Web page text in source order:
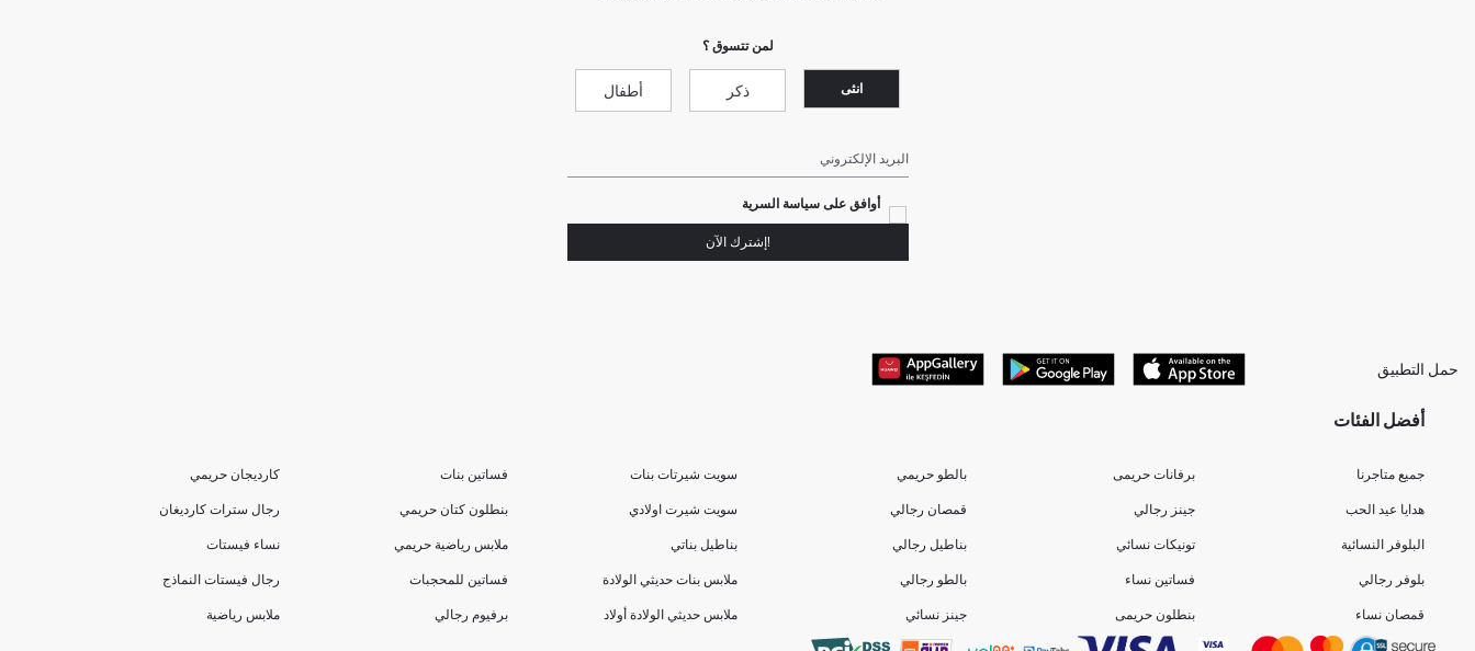
لمن تتسوق ؟
انثى ذكر أطفال
البريد الإلكتروني
أوافق على سياسة السرية
!إشترك الآن
حمل التطبيق
أفضل الفئات
جميع متاجرنا
هدايا عيد الحب
البلوفر النسائية
بلوفر رجالي
قمصان نساء
برفانات حريمى
جينز رجالي
تونيكات نسائي
فساتين نساء
بنطلون حريمى
بالطو حريمي
قمصان رجالي
بناطيل رجالي
بالطو رجالي
جينز نسائي
سويت شيرتات بنات
سويت شيرت اولادي
بناطيل بناتي
ملابس بنات حديثي الولادة
ملابس حديثي الولادة أولاد
فساتين بنات
بنطلون كتان حريمي
ملابس رياضية حريمي
فساتين للمحجبات
برفيوم رجالي
كارديجان حريمي
رجال سترات كارديغان
نساء فيستات
رجال فيستات النماذج
ملابس رياضية